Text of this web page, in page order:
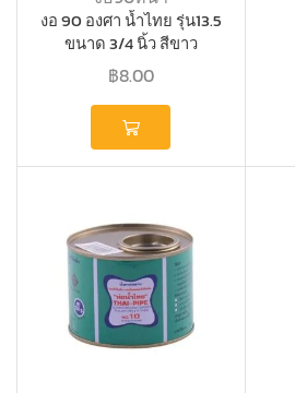
งอ 90 องศา น้ำไทย รุ่น13.5
ขนาด 3/4 นิ้ว สีขาว
฿8.00